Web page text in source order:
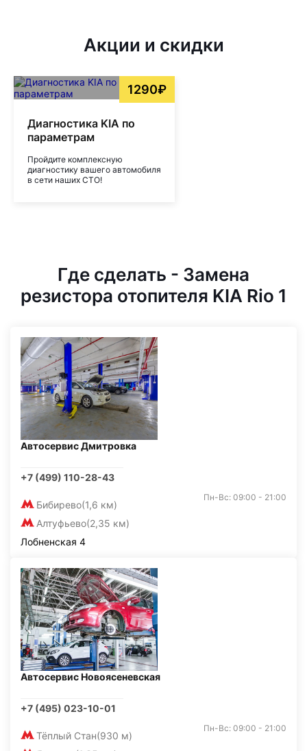
Акции и скидки
1290₽
Диагностика KIA по
параметрам
Пройдите комплексную
диагностику вашего автомобиля
в сети наших СТО!
Где сделать - Замена
резистора отопителя KIA Rio 1
Автосервис Дмитровка
+7 (499) 110-28-43
Бибирево(1,6 км)
Алтуфьево(2,35 км)
Пн-Вс: 09:00 - 21:00
Лобненская 4
Автосервис Новоясеневская
+7 (495) 023-10-01
Тёплый Стан(930 м)
Пн-Вс: 09:00 - 21:00